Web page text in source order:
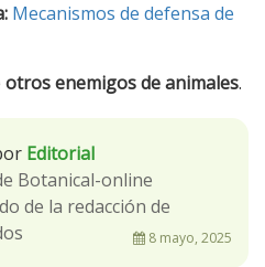
Mecanismos de defensa de
otros enemigos de animales.
Editorial
Botanical-online
de la redacción de
8 mayo, 2025